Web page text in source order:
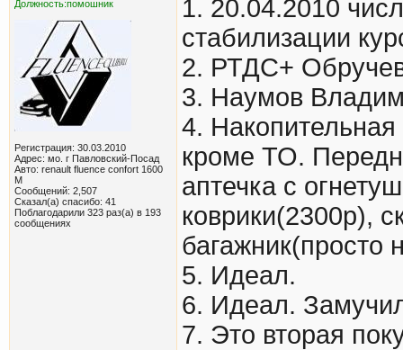
Должность:помошник
Регистрация: 30.03.2010
Адрес: мо. г Павловский-Посад
Авто: renault fluence confort 1600
М
Сообщений: 2,507
Сказал(а) спасибо: 41
Поблагодарили 323 раз(а) в 193
сообщениях
1. 20.04.2010
стабилизации
2. РТДС+
3. Наумов
4. Накопительная
кроме ТО.
аптечка с
коврики(2300р),
багажник(просто
5. Идеал.
6. Идеал.
7. Это вторая